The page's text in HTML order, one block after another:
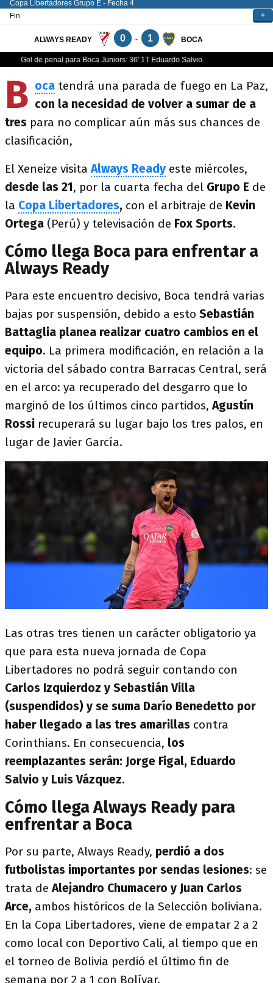
B oca tendrá una parada de fuego en La Paz,
con la necesidad de volver a sumar de a
tres para no complicar aún más sus chances de
clasificación,
El Xeneize visitaAlways Ready este miércoles,
desde las 21, por la cuarta fecha del Grupo E de
la Copa Libertadores, con el arbitraje de Kevin
Ortega (Perú) y televisación de Fox Sports.
Cómo llega Boca para enfrentar a
Always Ready
Para este encuentro decisivo, Boca tendrá varias
bajas por suspensión, debido a esto Sebastián
Battaglia planea realizar cuatro cambios en el
equipo. La primera modificación, en relación a la
victoria del sábado contra Barracas Central, será
en el arco: ya recuperado del desgarro que lo
marginó de los últimos cinco partidos, Agustín
Rossi recuperará su lugar bajo los tres palos, en
lugar de Javier García.
Las otras tres tienen un carácter obligatorio ya
que para esta nueva jornada de Copa
Libertadores no podrá seguir contando con
Carlos Izquierdoz y Sebastián Villa
(suspendidos) y se suma Darío Benedetto por
haber llegado a las tres amarillas contra
Corinthians. En consecuencia, los
reemplazantes serán: Jorge Figal, Eduardo
Salvio y Luis Vázquez.
Cómo llega Always Ready para
enfrentar a Boca
Por su parte, Always Ready, perdió a dos
futbolistas importantes por sendas lesiones: se
trata de Alejandro Chumacero y Juan Carlos
Arce, ambos históricos de la Selección boliviana.
En la Copa Libertadores, viene de empatar 2 a 2
como local con Deportivo Cali, al tiempo que en
el torneo de Bolivia perdió el último fin de
semana por 2 a 1 con Bolívar.